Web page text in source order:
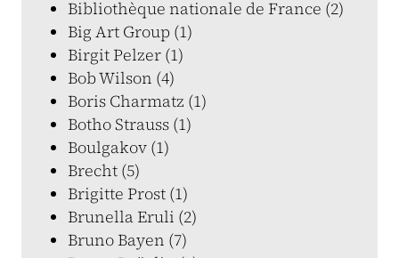
Bibliothèque nationale de France (2)
Big Art Group (1)
Birgit Pelzer (1)
Bob Wilson (4)
Boris Charmatz (1)
Botho Strauss (1)
Boulgakov (1)
Brecht (5)
Brigitte Prost (1)
Brunella Eruli (2)
Bruno Bayen (7)